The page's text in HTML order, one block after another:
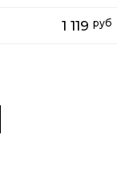
1 119 руб